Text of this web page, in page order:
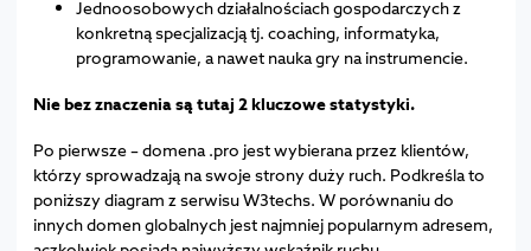
Jednoosobowych działalnościach gospodarczych z
konkretną specjalizacją tj. coaching, informatyka,
programowanie, a nawet nauka gry na instrumencie.
Nie bez znaczenia są tutaj 2 kluczowe statystyki.
Po pierwsze – domena .pro jest wybierana przez klientów,
którzy sprowadzają na swoje strony duży ruch. Podkreśla to
poniższy diagram z serwisu W3techs. W porównaniu do
innych domen globalnych jest najmniej popularnym adresem,